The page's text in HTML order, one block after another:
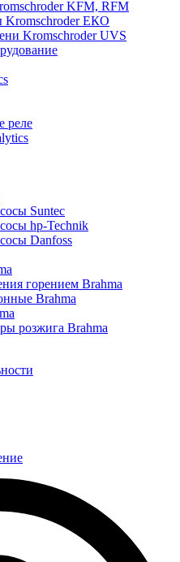
KFM, RFM
Kromschroder ЕКО
Kromschroder UVS
реле
Suntec
hp-Technik
Danfoss
горением Brahma
Brahma
розжига Brahma